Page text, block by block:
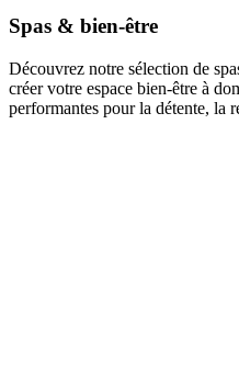
Spas & bien-être
Découvrez notre sélection de
créer votre espace bien-être à
performantes pour la détente, la